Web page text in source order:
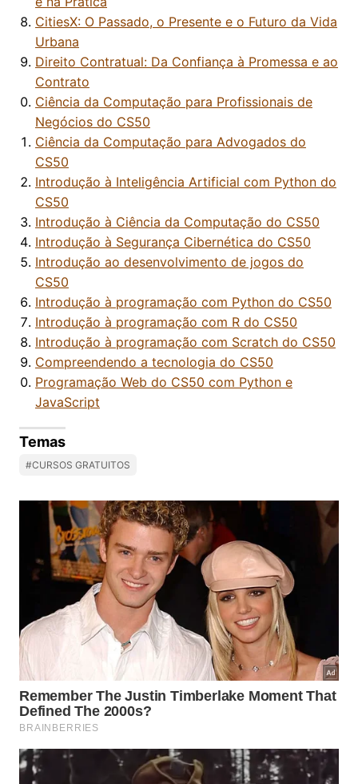
CitiesX: O Passado, o Presente e o Futuro da Vida
Urbana
Direito Contratual: Da Confiança à Promessa e ao
Contrato
Ciência da Computação para Profissionais de
Negócios do CS50
Ciência da Computação para Advogados do
CS50
Introdução à Inteligência Artificial com Python do
CS50
Introdução à Ciência da Computação do CS50
Introdução à Segurança Cibernética do CS50
Introdução ao desenvolvimento de jogos do
CS50
Introdução à programação com Python do CS50
Introdução à programação com R do CS50
Introdução à programação com Scratch do CS50
Compreendendo a tecnologia do CS50
Programação Web do CS50 com Python e
JavaScript
Temas
#CURSOS GRATUITOS